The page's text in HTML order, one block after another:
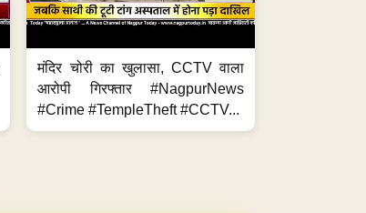
मंदिर चोरी का खुलासा, CCTV वाला
आरोपी गिरफ्तार #NagpurNews
#Crime #TempleTheft #CCTV...